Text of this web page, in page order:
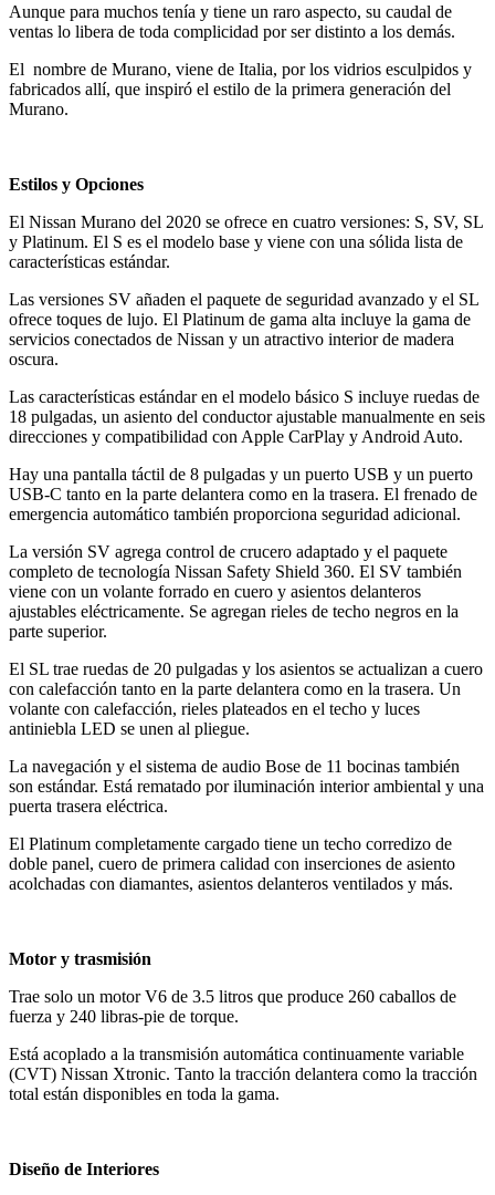
Aunque para muchos tenía y tiene un raro aspecto, su caudal de
ventas lo libera de toda complicidad por ser distinto a los demás.
El nombre de Murano, viene de Italia, por los vidrios esculpidos y
fabricados allí, que inspiró el estilo de la primera generación del
Murano.
Estilos y Opciones
El Nissan Murano del 2020 se ofrece en cuatro versiones: S, SV, SL
y Platinum. El S es el modelo base y viene con una sólida lista de
características estándar.
Las versiones SV añaden el paquete de seguridad avanzado y el SL
ofrece toques de lujo. El Platinum de gama alta incluye la gama de
servicios conectados de Nissan y un atractivo interior de madera
oscura.
Las características estándar en el modelo básico S incluye ruedas de
18 pulgadas, un asiento del conductor ajustable manualmente en seis
direcciones y compatibilidad con Apple CarPlay y Android Auto.
Hay una pantalla táctil de 8 pulgadas y un puerto USB y un puerto
USB-C tanto en la parte delantera como en la trasera. El frenado de
emergencia automático también proporciona seguridad adicional.
La versión SV agrega control de crucero adaptado y el paquete
completo de tecnología Nissan Safety Shield 360. El SV también
viene con un volante forrado en cuero y asientos delanteros
ajustables eléctricamente. Se agregan rieles de techo negros en la
parte superior.
El SL trae ruedas de 20 pulgadas y los asientos se actualizan a cuero
con calefacción tanto en la parte delantera como en la trasera. Un
volante con calefacción, rieles plateados en el techo y luces
antiniebla LED se unen al pliegue.
La navegación y el sistema de audio Bose de 11 bocinas también
son estándar. Está rematado por iluminación interior ambiental y una
puerta trasera eléctrica.
El Platinum completamente cargado tiene un techo corredizo de
doble panel, cuero de primera calidad con inserciones de asiento
acolchadas con diamantes, asientos delanteros ventilados y más.
Motor y trasmisión
Trae solo un motor V6 de 3.5 litros que produce 260 caballos de
fuerza y 240 libras-pie de torque.
Está acoplado a la transmisión automática continuamente variable
(CVT) Nissan Xtronic. Tanto la tracción delantera como la tracción
total están disponibles en toda la gama.
Diseño de Interiores